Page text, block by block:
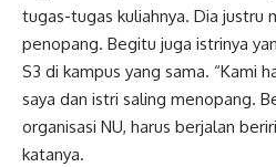
tugas-tugas kuliahnya. Dia justru
penopang. Begitu juga istrinya
S3 di kampus yang sama. “Kami
saya dan istri saling menopang.
organisasi NU, harus berjalan
katanya.